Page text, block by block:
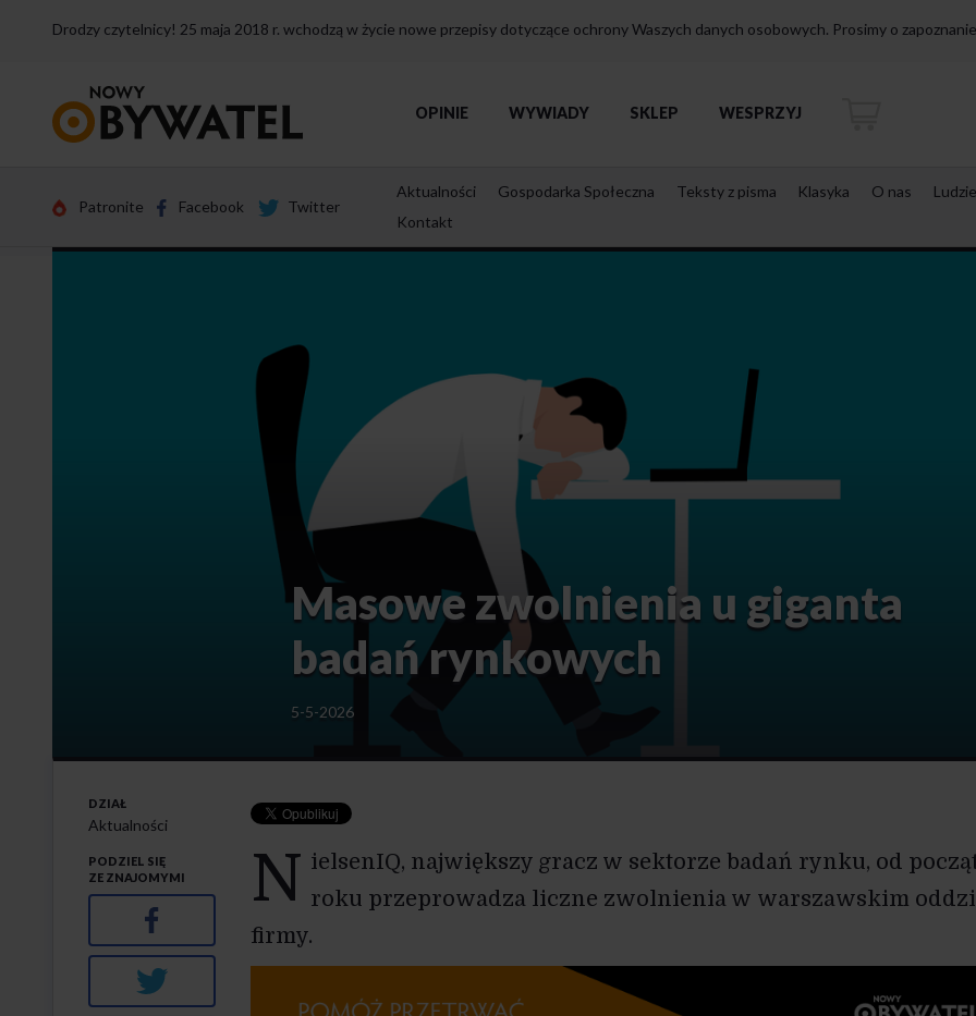
Drodzy czytelnicy! 25 maja 2018 r. wchodzą w życie nowe przepisy dotyczące ochrony Waszych danych osobowych. Prosimy o
strony
OPINIE WYWIADY SKLEP WESPRZYJ
Patronite Facebook Twitter
Aktualności Gospodarka Społeczna Teksty z pisma Klasyka O nas
Ludzie
Kontakt
Masowe zwolnienia u giganta
badań rynkowych
5-5-2026
N ielsenIQ, największy gracz w sektorze badań rynku, od
roku przeprowadza liczne zwolnienia w warszawskim
firmy.
DZIAŁ
Aktualności
PODZIEL SIĘ
ZE ZNAJOMYMI
Facebook
Twitter